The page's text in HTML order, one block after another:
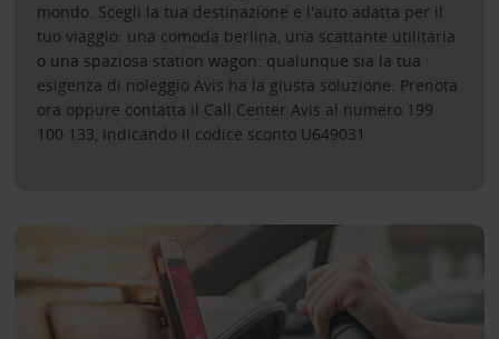
mondo. Scegli la tua destinazione e l'auto adatta per il
tuo viaggio: una comoda berlina, una scattante utilitaria
o una spaziosa station wagon: qualunque sia la tua
esigenza di noleggio Avis ha la giusta soluzione. Prenota
ora oppure contatta il Call Center Avis al numero 199
100 133, indicando il codice sconto U649031